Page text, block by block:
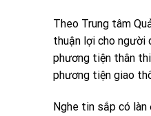
Theo Trung tâm
thuận lợi cho người
phương tiện thân
phương tiện giao
Nghe tin sắp có làn